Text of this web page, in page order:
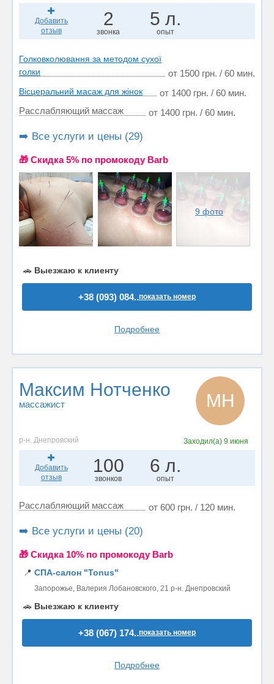
Добавить
отзыв
2
звонка
5 л.
опыт
Голковколювання за методом сухої
голки
от 1500 грн. / 60 мин.
Вісцеральний масаж для жінок
от 1400 грн. / 60 мин.
Расслабляющий массаж
от 1400 грн. / 60 мин.
➡️ Все услуги и цены (29)
🎁 Cкидка 5% по промокоду Barb
9 фото
🚗 Выезжаю к клиенту
+38 (093) 084..показать номер
Подробнее
Максим Нотченко
массажист МН
р-н. Днепровский Заходил(а) 9 июня
Добавить
отзыв
100
звонков
6 л.
опыт
Расслабляющий массаж от 600 грн. / 120 мин.
➡️ Все услуги и цены (20)
🎁 Cкидка 10% по промокоду Barb
📍 СПА-салон "Tonus"
Запорожье, Валерия Лобановского, 21 р-н. Днепровский
🚗 Выезжаю к клиенту
+38 (067) 174..показать номер
Подробнее